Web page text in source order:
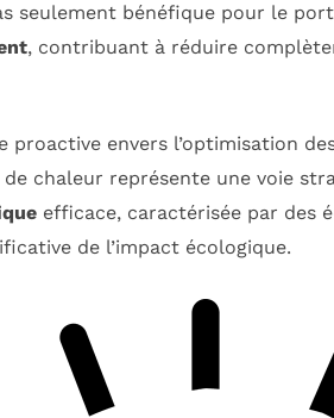
seulement bénéfique pour le
, contribuant à réduire
proactive envers l’optimisation
chaleur représente une voie
efficace, caractérisée par des
de l’impact écologique.